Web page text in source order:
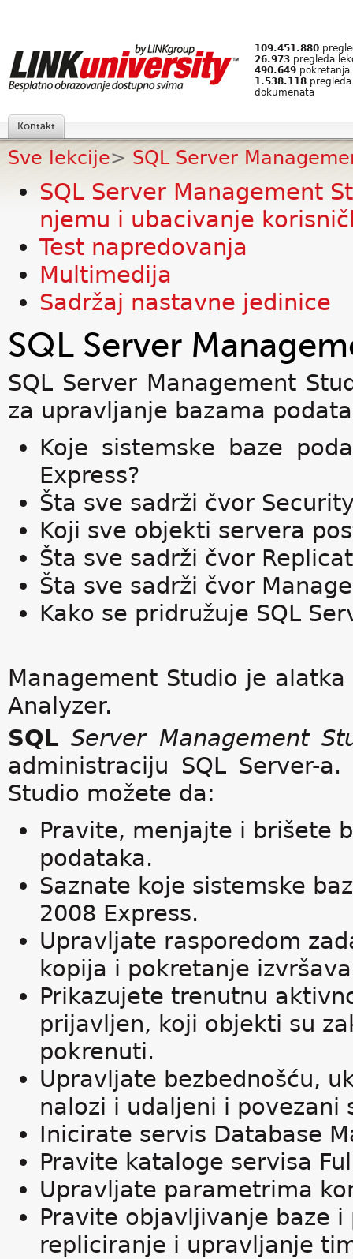
109.451.880
26.973 pregleda
490.649 pokretanja
1.538.118
dokumenata
Kontakt
Sve lekcije> SQL Server
SQL Server Management
njemu i ubacivanje
Test napredovanja
Multimedija
Sadržaj nastavne jedinice
SQL Server
SQL Server Management
za upravljanje bazama
Koje sistemske baze
Express?
Šta sve sadrži čvor
Koji sve objekti servera
Šta sve sadrži čvor
Šta sve sadrži čvor
Kako se pridružuje SQL
Management Studio je
Analyzer.
SQL Server Management
administraciju SQL Server-
Studio možete da:
Pravite, menjajte i brišete
podataka.
Saznate koje sistemske
2008 Express.
Upravljate rasporedom
kopija i pokretanje
Prikazujete trenutnu
prijavljen, koji objekti su
pokrenuti.
Upravljate bezbednošću,
nalozi i udaljeni i povezani
Inicirate servis Database
Pravite kataloge servisa
Upravljate parametrima
Pravite objavljivanje baze
repliciranje i upravljanje